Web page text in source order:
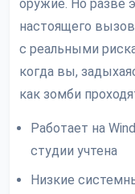
оружие. Но разве
настоящего
с реальными
когда вы,
как зомби
Работает на
студии учтена
Низкие